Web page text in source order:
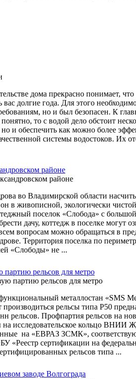
дома прекрасно понимает,
долгие года. Для этого
но и был безопасен. К
то с водой дело обстоит
и обеспечить как можно более
системы водостоков. Их
районе
во Владимирской области
в живописной, экологически
поселок «Слобода» с
дачу, коттедж в поселке могут
вопросам можно обращаться в
Территория поселка по
«Слободы» не ...
рельсов для метро
металлостан «SMS
производиться рельсы типа Р50
рельсов. Профпартия рельсов на
на исследовательское кольцо
на «ЕВРАЗ ЗСМК»,
«Реестр сертификации на
рельсов типа ...
заводе Волгограда